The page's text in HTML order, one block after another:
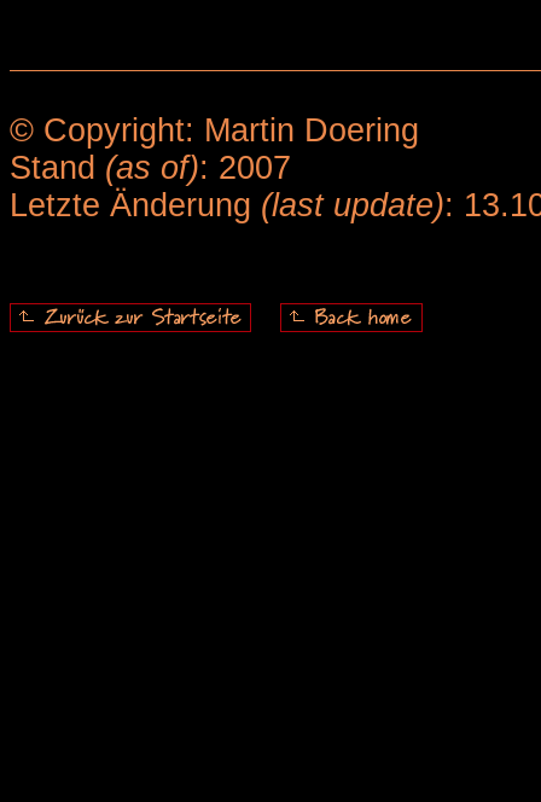
© Copyright: Martin Doering
Stand (as of): 2007
Letzte Änderung (last update):